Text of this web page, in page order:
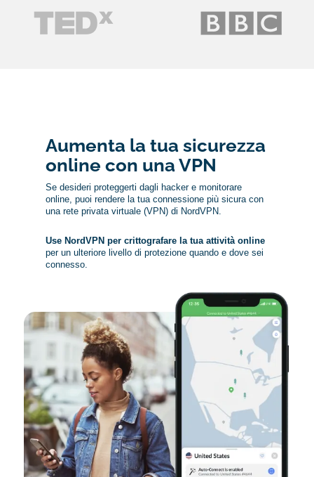
Aumenta la tua sicurezza
online con una VPN
Se desideri proteggerti dagli hacker e monitorare
online, puoi rendere la tua connessione più sicura con
una rete privata virtuale (VPN) di NordVPN.
Use NordVPN per crittografare la tua attività online
per un ulteriore livello di protezione quando e dove sei
connesso.